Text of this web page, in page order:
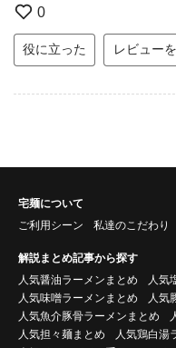
0
役に立った レビュー
宅麺について
ご利用シーン
私達のこだわり
解説まとめ記事から探す
人気醤油ラーメンまとめ
人気
人気味噌ラーメンまとめ
人気
人気魚介豚骨ラーメンまとめ
人気担々麺まとめ
人気鶏白湯